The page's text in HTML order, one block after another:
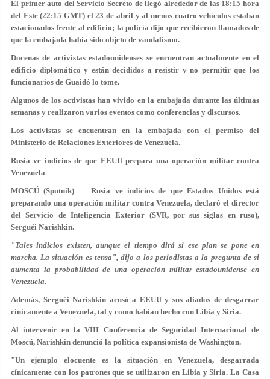
El primer auto del Servicio Secreto de llegó alrededor de las 18:15 hora
del Este (22:15 GMT) el 23 de abril y al menos cuatro vehículos estaban
estacionados frente al edificio; la policía dijo que recibieron llamados de
que la embajada había sido objeto de vandalismo.
Docenas de activistas estadounidenses se encuentran actualmente en el
edificio diplomático y están decididos a resistir y no permitir que los
funcionarios de Guaidó lo tome.
Algunos de los activistas han vivido en la embajada durante las últimas
semanas y realizaron varios eventos como conferencias y discursos.
Los activistas se encuentran en la embajada con el permiso del
Ministerio de Relaciones Exteriores de Venezuela.
Rusia ve indicios de que EEUU prepara una operación militar contra
Venezuela
MOSCÚ (Sputnik) — Rusia ve indicios de que Estados Unidos está
preparando una operación militar contra Venezuela, declaró el director
del Servicio de Inteligencia Exterior (SVR, por sus siglas en ruso),
Serguéi Narishkin.
"Tales indicios existen, aunque el tiempo dirá si ese plan se pone en
marcha. La situación es tensa", dijo a los periodistas a la pregunta de si
aumenta la probabilidad de una operación militar estadounidense en
Venezuela.
Además, Serguéi Narishkin acusó a EEUU y sus aliados de desgarrar
cínicamente a Venezuela, tal y como habían hecho con Libia y Siria.
Al intervenir en la VIII Conferencia de Seguridad Internacional de
Moscú, Narishkin denunció la política expansionista de Washington.
"Un ejemplo elocuente es la situación en Venezuela, desgarrada
cínicamente con los patrones que se utilizaron en Libia y Siria. La Casa